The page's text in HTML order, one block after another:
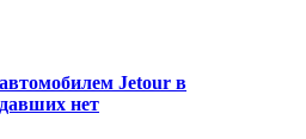
Jetour в
нет